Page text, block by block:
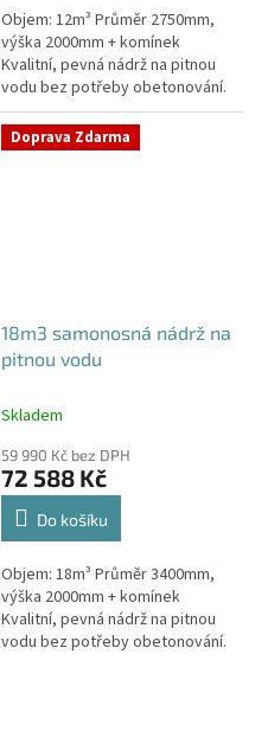
Objem: 12m³ Průměr 2750mm,
výška 2000mm + komínek
Kvalitní, pevná nádrž na pitnou
vodu bez potřeby obetonování.
Průměr a umístění všech
prostupů pro potrubí a hadice...
Doprava Zdarma
18m3 samonosná nádrž na
pitnou vodu
Skladem
59 990 Kč bez DPH
72 588 Kč
Do košíku
Objem: 18m³ Průměr 3400mm,
výška 2000mm + komínek
Kvalitní, pevná nádrž na pitnou
vodu bez potřeby obetonování.